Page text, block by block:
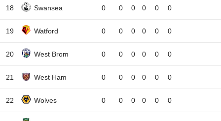
18 Swansea 0 0 0 0 0 0
19 Watford 0 0 0 0 0 0
20 West Brom 0 0 0 0 0 0
21 West Ham 0 0 0 0 0 0
22 Wolves 0 0 0 0 0 0